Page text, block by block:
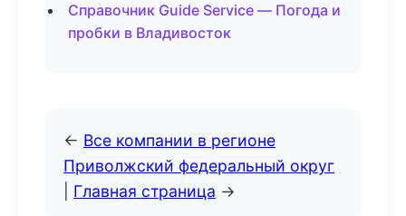
Справочник Guide Service — Погода и
пробки в Владивосток
← Все компании в регионе
Приволжский федеральный округ
Главная страница →